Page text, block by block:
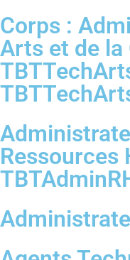
Corps :
Arts et de la
Ressources